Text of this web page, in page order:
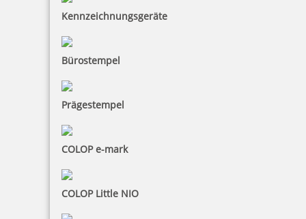
Kennzeichnungsgeräte
Bürostempel
Prägestempel
COLOP e-mark
COLOP Little NIO
Jetzt gestalten